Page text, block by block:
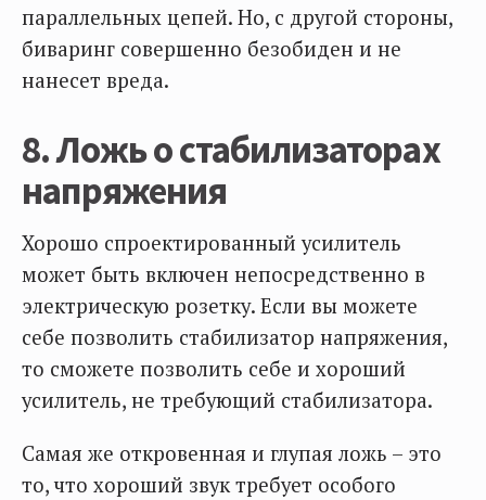
параллельных цепей. Но, с другой стороны,
биваринг совершенно безобиден и не
нанесет вреда.
8. Ложь о стабилизаторах
напряжения
Хорошо спроектированный усилитель
может быть включен непосредственно в
электрическую розетку. Если вы можете
себе позволить стабилизатор напряжения,
то сможете позволить себе и хороший
усилитель, не требующий стабилизатора.
Самая же откровенная и глупая ложь – это
то, что хороший звук требует особого